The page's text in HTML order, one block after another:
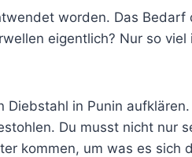
worden. Das Bedarf
eigentlich? Nur so viel
Diebstahl in Punin
Du musst nicht nur
kommen, um was es sich